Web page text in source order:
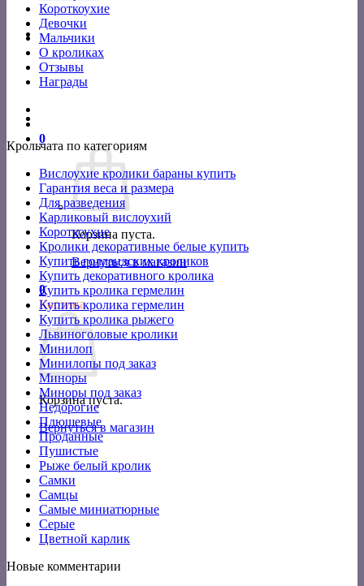
Короткоухие
Девочки
Мальчики
О кроликах
Отзывы
Награды
0
Корзина пуста.
Вернуться в магазин
0
Корзина
Корзина пуста.
Вернуться в магазин
Крольчата по категориям
Вислоухие кролики бараны купить
Гарантия веса и размера
Для разведения
Карликовый вислоухий
Короткоухие
Кролики декоративные белые купить
Купить голландских кроликов
Купить декоративного кролика
Купить кролика гермелин
Купить кролика гермелин
Купить кролика рыжего
Львиноголовые кролики
Минилоп
Минилопы под заказ
Миноры
Миноры под заказ
Недорогие
Плюшевые
Проданные
Пушистые
Рыже белый кролик
Самки
Самцы
Самые миниатюрные
Серые
Цветной карлик
Новые комментарии